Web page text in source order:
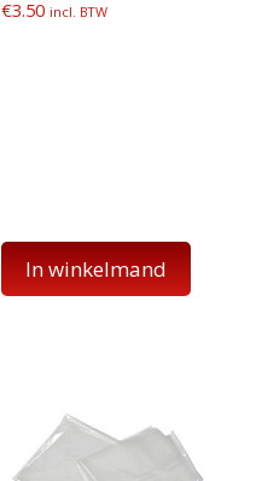
€3.50 incl. BTW
In winkelmand